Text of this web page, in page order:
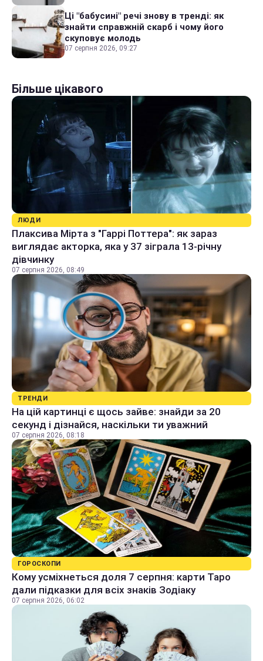
Ці "бабусині" речі знову в тренді: як
знайти справжній скарб і чому його
скуповує молодь
07 серпня 2026, 09:27
Більше цікавого
ЛЮДИ
Плаксива Мірта з "Гаррі Поттера": як зараз
виглядає акторка, яка у 37 зіграла 13-річну
дівчинку
07 серпня 2026, 08:49
ТРЕНДИ
На цій картинці є щось зайве: знайди за 20
секунд і дізнайся, наскільки ти уважний
07 серпня 2026, 08:18
ГОРОСКОПИ
Кому усміхнеться доля 7 серпня: карти Таро
дали підказки для всіх знаків Зодіаку
07 серпня 2026, 06:02